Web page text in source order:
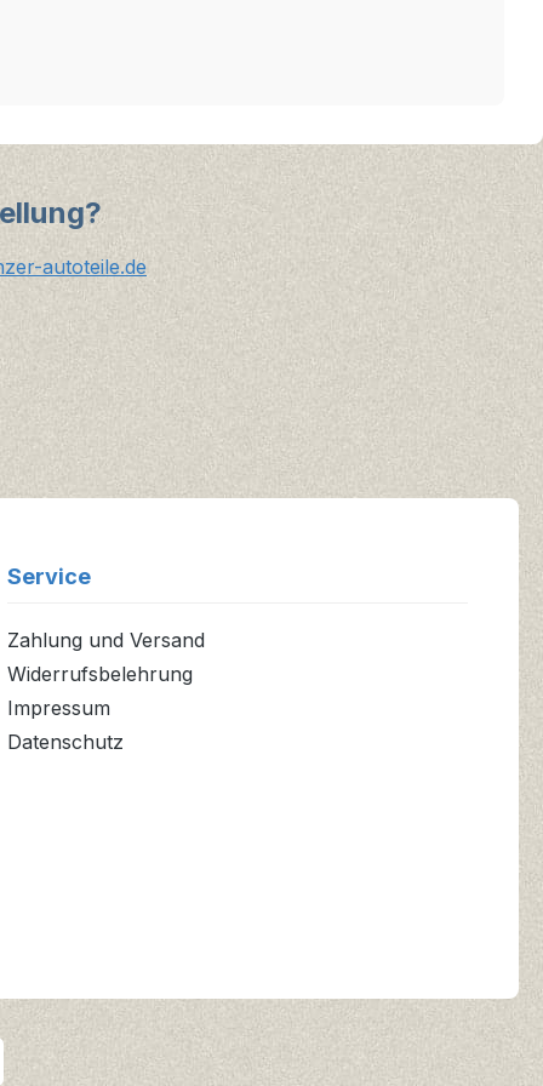
autoteile.de
Service
Zahlung und Versand
Widerrufsbelehrung
Impressum
Datenschutz